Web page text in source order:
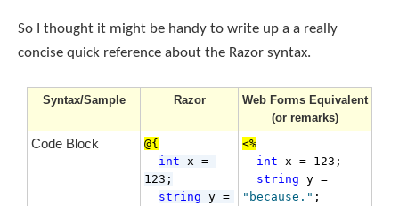
So I thought it might be handy to write up a a really
concise quick reference about the Razor syntax.
Syntax/Sample Razor
Web Forms Equivalent
(or remarks)
Code Block
@{
int x =
123;
string
<%
int x = 123;
string
"because."